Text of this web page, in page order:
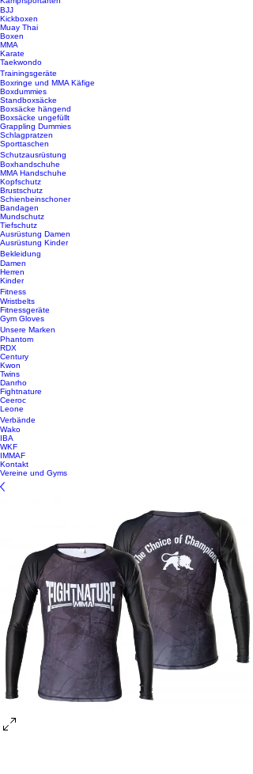
BJJ
Kickboxen
Muay Thai
Boxen
MMA
Karate
Taekwondo
Trainingsgeräte
Boxringe und MMA Käfige
Boxdummies
Standboxsäcke
Boxsäcke hängend
Boxsäcke ungefüllt
Grappling Dummies
Schlagpratzen
Sporttaschen
Schutzausrüstung
Boxhandschuhe
MMA Handschuhe
Kopfschutz
Brustschutz
Schienbeinschoner
Bandagen
Mundschutz
Tiefschutz
Ausrüstung Damen
Ausrüstung Kinder
Bekleidung
Damen
Herren
Kinder
Fitness
Wristbelts
Fitnessgeräte
Gym Gloves
Unsere Marken
Phantom
RDX
Century
Kwon
Twins
Danrho
Fightnature
Ceeroc
Leone
Verbände
Wako
IBA
WKF
IMMAF
Kontakt
Vereine und Gyms